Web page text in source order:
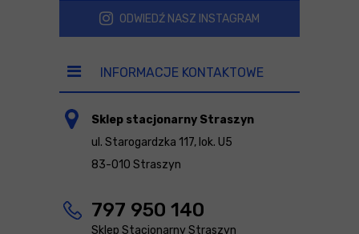
ODWIEDŹ NASZ INSTAGRAM
INFORMACJE KONTAKTOWE
Sklep stacjonarny Straszyn
ul. Starogardzka 117, lok. U5
83-010 Straszyn
797 950 140
Sklep Stacjonarny Straszyn